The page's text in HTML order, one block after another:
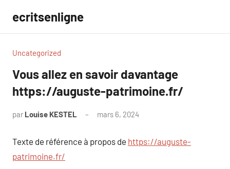
contenu
ecritsenligne
Uncategorized
Vous allez en savoir davantage
https://auguste-patrimoine.fr/
par Louise KESTEL mars 6, 2024
Texte de référence à propos de https://auguste-
patrimoine.fr/